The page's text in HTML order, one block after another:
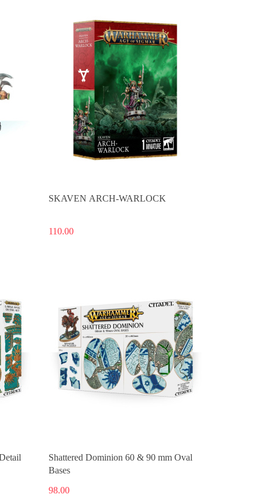
Produkt niedostępny
SKAVEN ARCH-WARLOCK
110.00
Produkt niedostępny
Shattered Dominion 60 & 90 mm Oval
Bases
98.00